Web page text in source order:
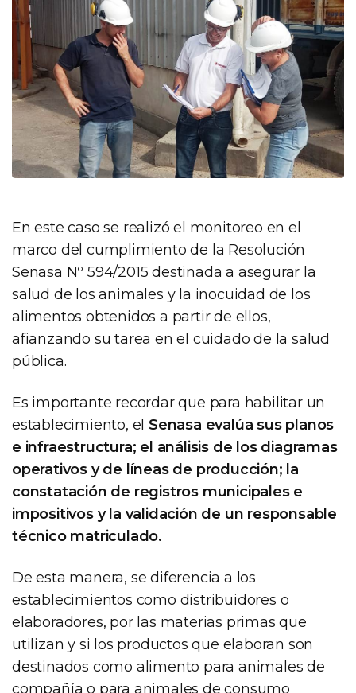
En este caso se realizó el monitoreo en el
marco del cumplimiento de la Resolución
Senasa Nº 594/2015 destinada a asegurar la
salud de los animales y la inocuidad de los
alimentos obtenidos a partir de ellos,
afianzando su tarea en el cuidado de la salud
pública.
Es importante recordar que para habilitar un
establecimiento, elSenasa evalúa sus planos
e infraestructura; el análisis de los diagramas
operativos y de líneas de producción; la
constatación de registros municipales e
impositivos y la validación de un responsable
técnico matriculado.
De esta manera, se diferencia a los
establecimientos como distribuidores o
elaboradores, por las materias primas que
utilizan y si los productos que elaboran son
destinados como alimento para animales de
compañía o para animales de consumo